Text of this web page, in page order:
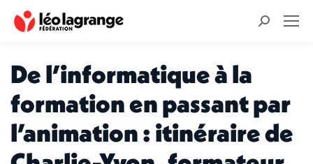
Recherche
De l’informatique à la
formation en passant par
l’animation : itinéraire de